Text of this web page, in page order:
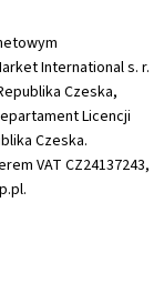
International s. r.
Czeska,
Licencji
Czeska.
VAT CZ24137243,